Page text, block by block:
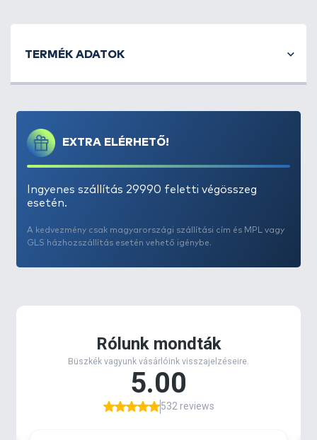
EXTRA ELÉRHETŐ!
Ingyenes szállítás 29990 feletti végösszeg
esetén.
A kedvezmény csak magyarországi szállítási cím és MPL vagy
GLS házhozszállítás esetén vehető igénybe.
TERMÉK ADATOK